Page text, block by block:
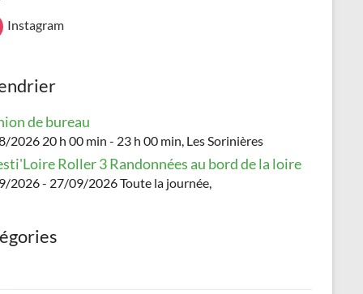
Instagram
de bureau
2026 20 h 00 min - 23 h 00 min, Les Sorinières
Roller 3 Randonnées au bord de la loire
2026 - 27/09/2026 Toute la journée,